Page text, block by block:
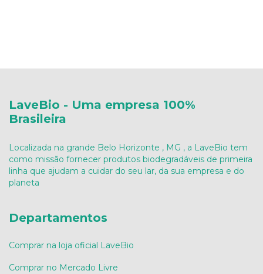
LaveBio - Uma empresa 100%
Brasileira
Localizada na grande Belo Horizonte , MG , a LaveBio tem
como missão fornecer produtos biodegradáveis de primeira
linha que ajudam a cuidar do seu lar, da sua empresa e do
planeta
Departamentos
Comprar na loja oficial LaveBio
Comprar no Mercado Livre